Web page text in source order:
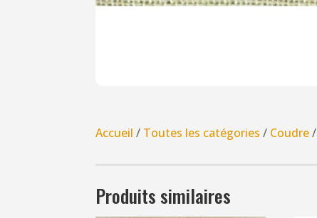
Accueil / Toutes les catégories / Coudre/
Produits similaires